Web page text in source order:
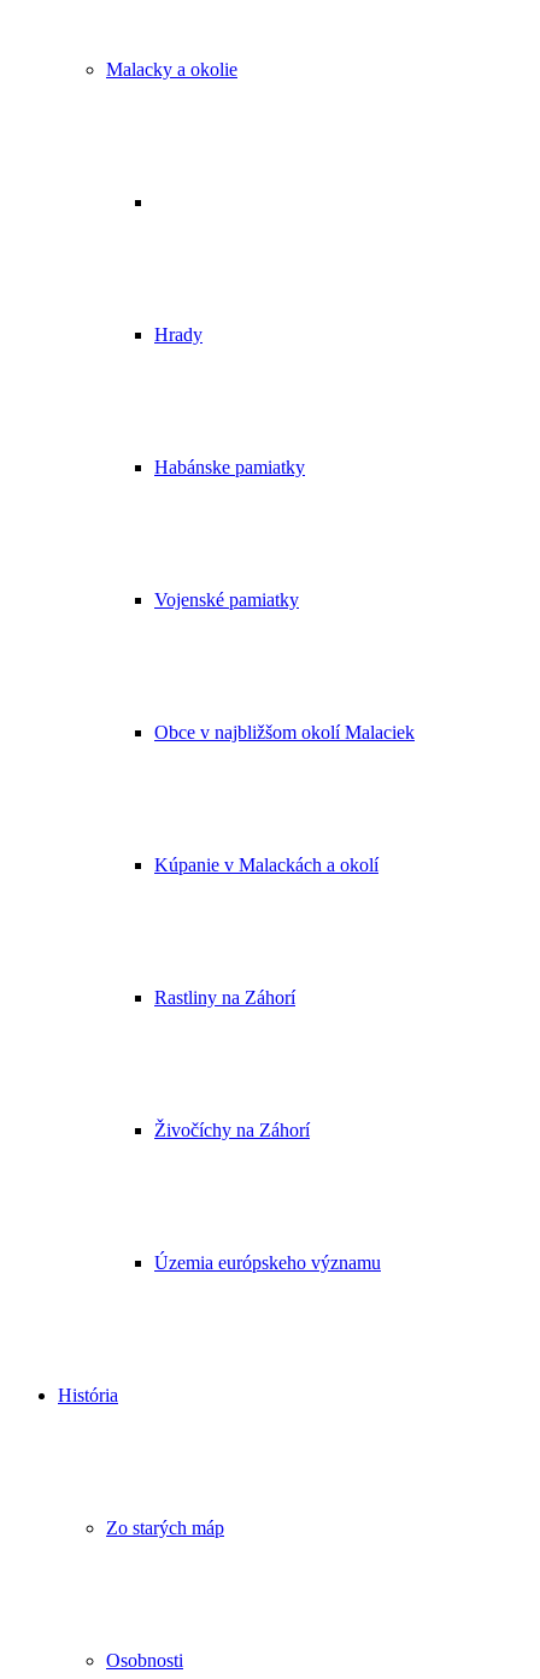
Malacky a okolie
Hrady
Habánske pamiatky
Vojenské pamiatky
Obce v najbližšom okolí Malaciek
Kúpanie v Malackách a okolí
Rastliny na Záhorí
Živočíchy na Záhorí
Územia európskeho významu
História
Zo starých máp
Osobnosti